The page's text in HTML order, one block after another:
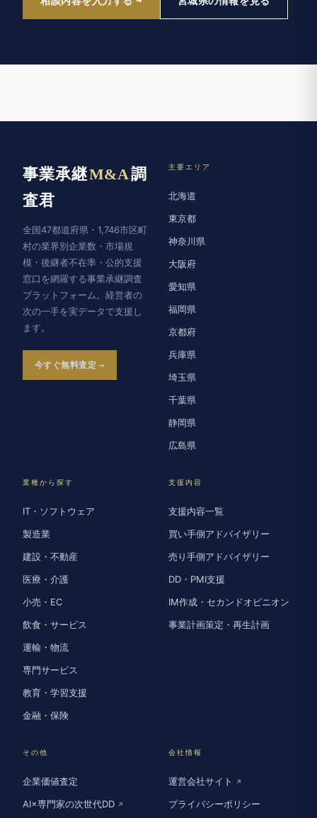
事業承継M&A調
査君
全国47都道府県・1,746市区町
村の業界別企業数・市場規
模・後継者不在率・公的支援
窓口を網羅する事業承継調査
プラットフォーム。経営者の
次の一手を実データで支援し
ます。
今すぐ無料査定
主要エリア
北海道
東京都
神奈川県
大阪府
愛知県
福岡県
京都府
兵庫県
埼玉県
千葉県
静岡県
広島県
業種から探す
IT・ソフトウェア
製造業
建設・不動産
医療・介護
小売・EC
飲食・サービス
運輸・物流
専門サービス
教育・学習支援
金融・保険
支援内容
支援内容一覧
買い手側アドバイザリー
売り手側アドバイザリー
DD・PMI支援
IM作成・セカンドオピニオン
事業計画策定・再生計画
その他
企業価値査定
AI×専門家の次世代DD ↗
会社情報
運営会社サイト ↗
プライバシーポリシー